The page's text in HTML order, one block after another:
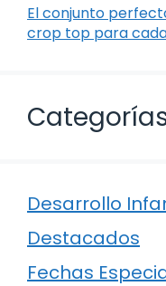
El conjunto
crop top para
Desarrollo
Destacados
Fechas